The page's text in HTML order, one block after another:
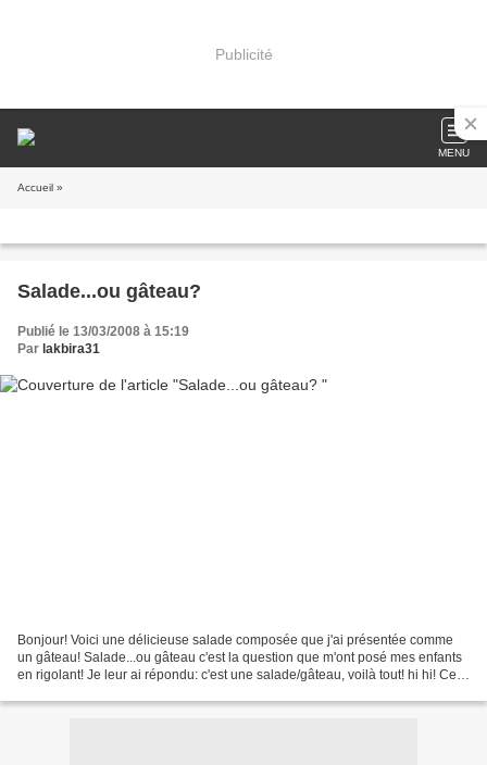
Publicité
MENU
Accueil »
Salade...ou gâteau?
Publié le 13/03/2008 à 15:19
Par lakbira31
Bonjour! Voici une délicieuse salade composée que j'ai présentée comme
un gâteau! Salade...ou gâteau c'est la question que m'ont posé mes enfants
en rigolant! Je leur ai répondu: c'est une salade/gâteau, voilà tout! hi hi! Ce